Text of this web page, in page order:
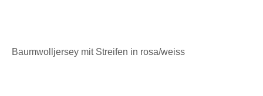
Baumwolljersey mit Streifen in rosa/weiss